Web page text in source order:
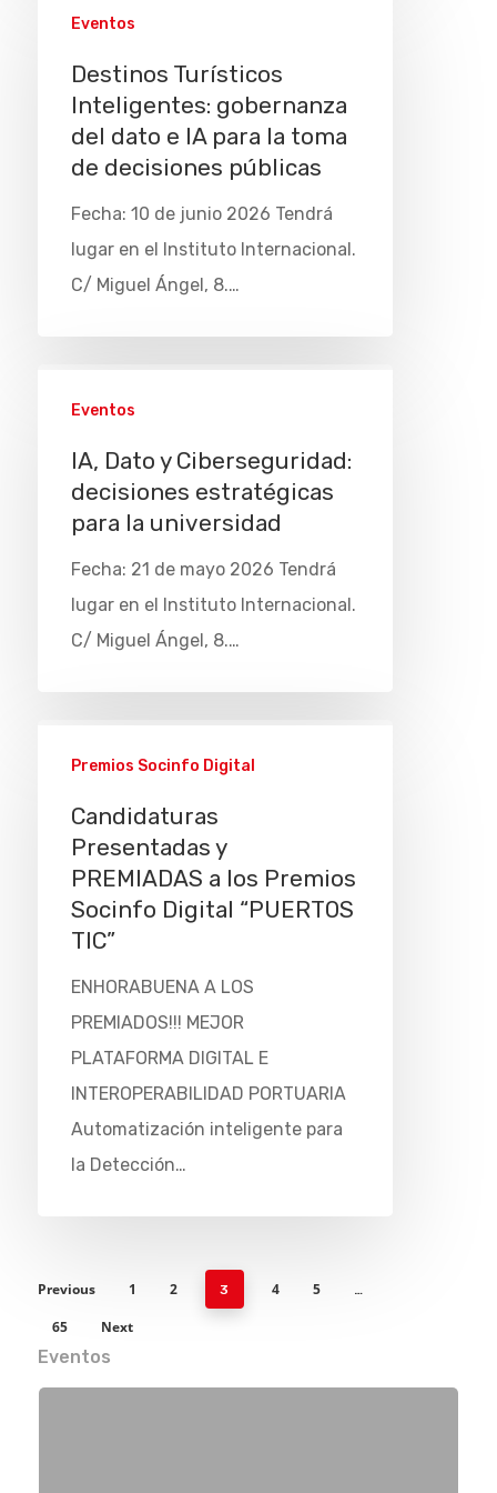
Eventos
Destinos Turísticos
Inteligentes: gobernanza
del dato e IA para la toma
de decisiones públicas
Fecha: 10 de junio 2026 Tendrá
lugar en el Instituto Internacional.
C/ Miguel Ángel, 8.…
Eventos
IA, Dato y Ciberseguridad:
decisiones estratégicas
para la universidad
Fecha: 21 de mayo 2026 Tendrá
lugar en el Instituto Internacional.
C/ Miguel Ángel, 8.…
Premios Socinfo Digital
Candidaturas
Presentadas y
PREMIADAS a los Premios
Socinfo Digital “PUERTOS
TIC”
ENHORABUENA A LOS
PREMIADOS!!! MEJOR
PLATAFORMA DIGITAL E
INTEROPERABILIDAD PORTUARIA
Automatización inteligente para
la Detección…
Previous 1 2 3 4 5 …
65 Next
Eventos